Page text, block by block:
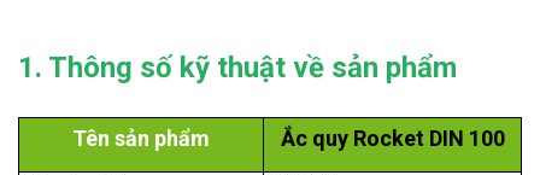
1. Thông số kỹ thuật về sản phẩm
Tên sản phẩm Ắc quy Rocket DIN 100